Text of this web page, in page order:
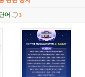
어 3